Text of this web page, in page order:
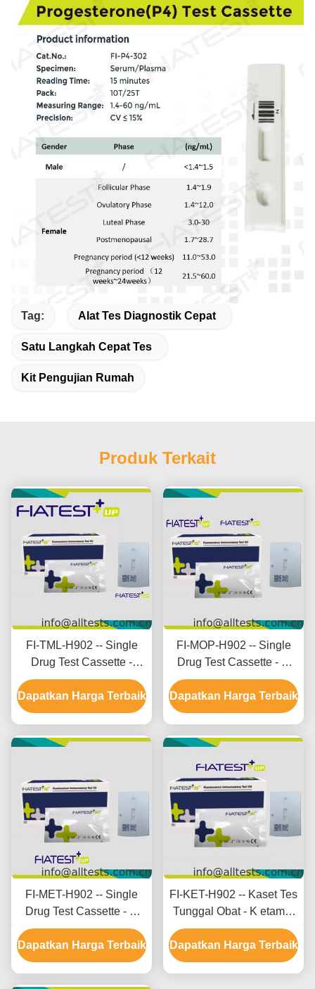
Tag: Alat Tes Diagnostik Cepat
Satu Langkah Cepat Tes
Kit Pengujian Rumah
Produk Terkait
FI-TML-H902 -- Single
Drug Test Cassette -
Tramadol (TML) (Rambut)
Dapatkan Harga Terbaik
FI-MOP-H902 -- Single
Drug Test Cassette - M
orphine (MOP) (Rambut)
Dapatkan Harga Terbaik
FI-MET-H902 -- Single
Drug Test Cassette - M
etamfetamin (MET)
Dapatkan Harga Terbaik
FI-KET-H902 -- Kaset Tes
Tunggal Obat - K etamin
(KET) (Rambut)
Dapatkan Harga Terbaik